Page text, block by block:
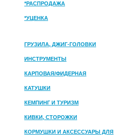
*РАСПРОДАЖА
*УЦЕНКА
ГРУЗИЛА, ДЖИГ-ГОЛОВКИ
ИНСТРУМЕНТЫ
КАРПОВАЯ/ФИДЕРНАЯ
КАТУШКИ
КЕМПИНГ И ТУРИЗМ
КИВКИ, СТОРОЖКИ
КОРМУШКИ И АКСЕССУАРЫ ДЛЯ